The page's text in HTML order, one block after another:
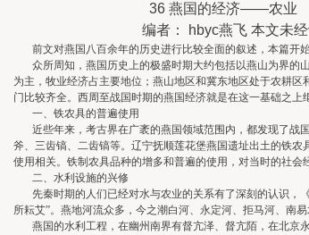
36 燕国的经济——农业
编者： hbyc燕飞 本文未经许可
前文对燕国八百余年的历史进行比较全面的叙述，本篇开始
众所周知，燕国历史上的极盛时期大约包括以燕山为界的
为主，牧业经济占主要地位；燕山地区和冀东地区处于农耕
门比较齐全。西周至战国时期的燕国经济就是在这一基础之上
一、铁农具的普遍使用
近些年来，考古界在广袤的燕国领域范围内，都发现了战国
斧、三齿镐、二齿镐等。辽宁抚顺莲花堡燕国遗址出土的铁
使用相关。铁制农具品种的增多和普遍的使用，对当时的社会
二、水利设施的兴修
先秦时期的人们已经对水与农业的关系有了深刻的认识，《
所耘艾”。燕地河流众多，今之潮白河、永定河、拒马河、南
燕国的水利工程，在幽州南界有督亢泽、督亢陌，在北京